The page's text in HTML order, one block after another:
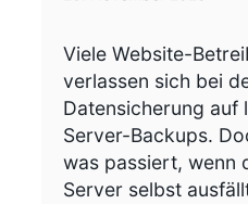
Viele Website-
verlassen sich bei
Datensicherung auf
Server-Backups.
was passiert, wenn
Server selbst